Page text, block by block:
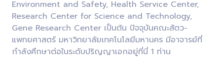
Environment and Safety, Health Service Center,
Research Center for Science and Technology,
Gene Research Center เป็นต้น ปัจจุบันคณะสัตว-
แพทยศาสตร์ มหาวิทยาลัยเทคโนโลยีมหานคร มีอาจารย์ที่
กำลังศึกษาต่อในระดับปริญญาเอกอยู่ที่นี่ 1 ท่าน